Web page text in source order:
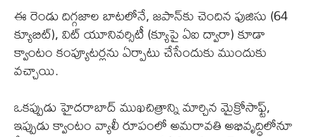
ఈ రెండు దిగ్గజాల బాటలోనే, జపాన్‌కు చెందిన ఫుజిసు (64
క్యూబిట్), విట్ యూనివర్సిటీ (క్యూపై ఏఐ ద్వారా) కూడా
క్వాంటం కంప్యూటర్లను ఏర్పాటు చేసేందుకు ముందుకు
వచ్చాయి.
ఒకప్పుడు హైదరాబాద్ ముఖచిత్రాన్ని మార్చిన మైక్రోసాఫ్ట్,
ఇప్పుడు క్వాంటం వ్యాలీ రూపంలో అమరావతి అభివృద్ధిలోనూ